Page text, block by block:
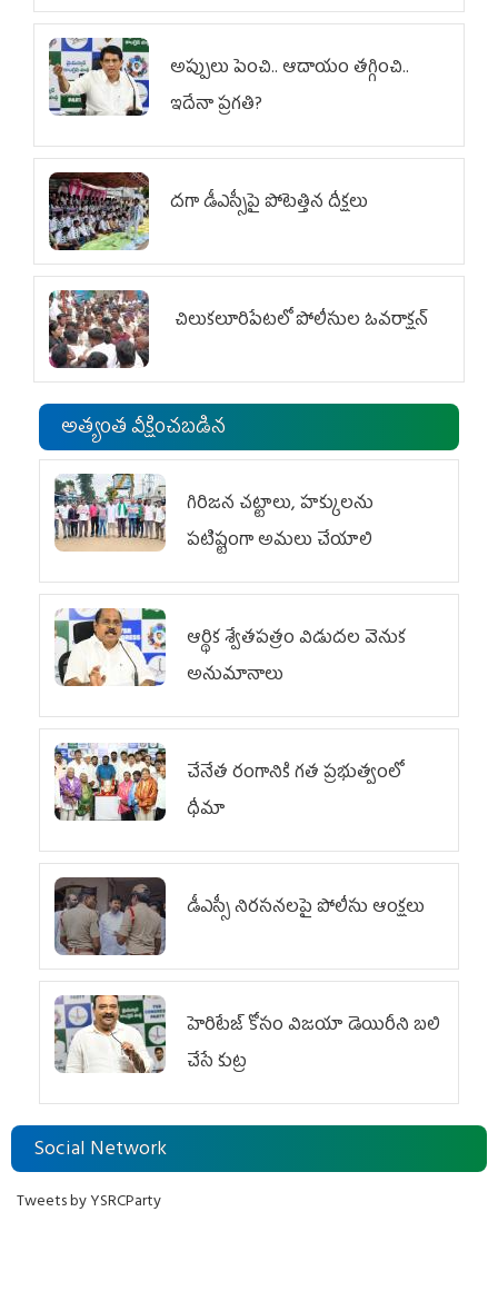
అప్పులు పెంచి.. ఆదాయం తగ్గించి..
ఇదేనా ప్రగతి?
దగా డీఎస్సీపై పోటెత్తిన దీక్షలు
చిలుక‌లూరిపేట‌లో పోలీసుల ఓవ‌రాక్ష‌న్‌
అత్యంత వీక్షించబడిన
గిరిజన చట్టాలు, హక్కులను
పటిష్టంగా అమలు చేయాలి
ఆర్థిక శ్వేతపత్రం విడుదల వెనుక
అనుమానాలు
చేనేత రంగానికి గత ప్రభుత్వంలో
ధీమా
డీఎస్సీ నిరసనలపై పోలీసు ఆంక్షలు
హెరిటేజ్ కోసం విజయా డెయిరీని బలి
చేసే కుట్ర‌
Social Network
Tweets by YSRCParty